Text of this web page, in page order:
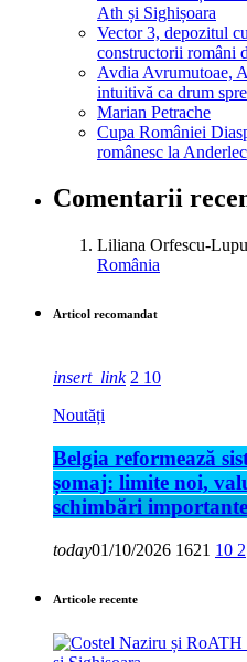
Ath și Sighișoara
Vector 3, depozitul
constructorii români
Avdia Avrumutoae,
intuitivă ca drum
Marian Petrache
Cupa României
românesc la
Comentarii
Liliana Orfescu-Lupu
România
Articol recomandat
insert_link 2 10
Noutăți
Belgia reformează
șomaj: limite noi,
schimbări
today01/10/2026 1621 10 2
Articole recente